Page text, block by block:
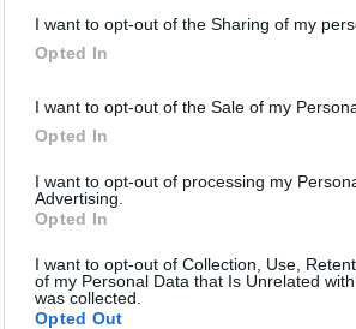
I want to opt-out of the Sharing of my
Opted In
I want to opt-out of the Sale of my
Opted In
I want to opt-out of processing my
Advertising.
Opted In
I want to opt-out of Collection, Use,
of my Personal Data that Is Unrelated
was collected.
Opted Out